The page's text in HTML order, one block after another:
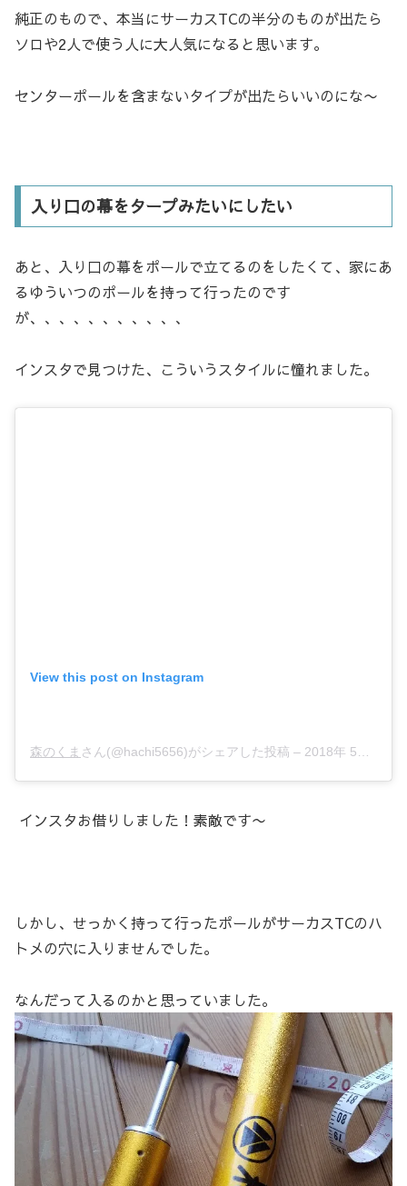
純正のもので、本当にサーカスTCの半分のものが出たら
ソロや2人で使う人に大人気になると思います。
センターポールを含まないタイプが出たらいいのにな〜
入り口の幕をタープみたいにしたい
あと、入り口の幕をポールで立てるのをしたくて、家にあ
るゆういつのポールを持って行ったのです
が、、、、、、、、、、、
インスタで見つけた、こういうスタイルに憧れました。
View this post on Instagram
森のくま さん(@hachi5656)がシェアした投稿 – 2018年 5月月10日午後5時30分PDT
インスタお借りしました！素敵です〜
しかし、せっかく持って行ったポールがサーカスTCのハ
トメの穴に入りませんでした。
なんだって入るのかと思っていました。